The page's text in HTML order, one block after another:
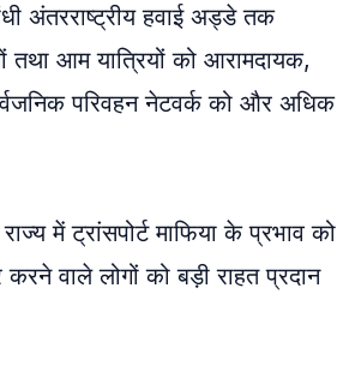
अंतरराष्ट्रीय हवाई अड्डे तक
तथा आम यात्रियों को आरामदायक,
परिवहन नेटवर्क को और अधिक
में ट्रांसपोर्ट माफिया के प्रभाव को
वाले लोगों को बड़ी राहत प्रदान